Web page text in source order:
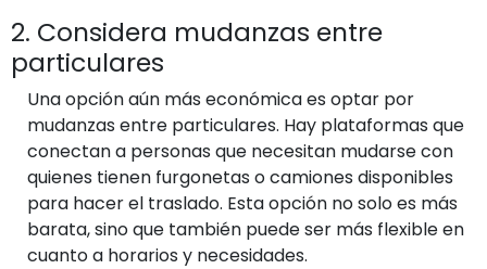
2. Considera mudanzas entre
particulares
Una opción aún más económica es optar por
mudanzas entre particulares. Hay plataformas que
conectan a personas que necesitan mudarse con
quienes tienen furgonetas o camiones disponibles
para hacer el traslado. Esta opción no solo es más
barata, sino que también puede ser más flexible en
cuanto a horarios y necesidades.